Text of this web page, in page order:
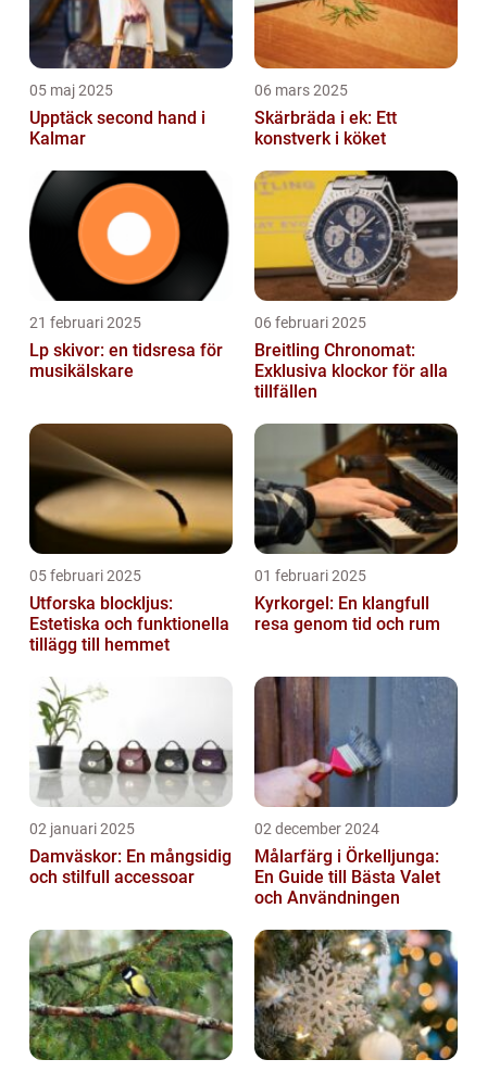
05 maj 2025
Upptäck second hand i
Kalmar
06 mars 2025
Skärbräda i ek: Ett
konstverk i köket
21 februari 2025
Lp skivor: en tidsresa för
musikälskare
06 februari 2025
Breitling Chronomat:
Exklusiva klockor för alla
tillfällen
05 februari 2025
Utforska blockljus:
Estetiska och funktionella
tillägg till hemmet
01 februari 2025
Kyrkorgel: En klangfull
resa genom tid och rum
02 januari 2025
Damväskor: En mångsidig
och stilfull accessoar
02 december 2024
Målarfärg i Örkelljunga:
En Guide till Bästa Valet
och Användningen